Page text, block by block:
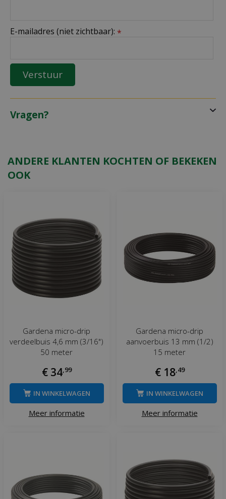
E-mailadres (niet zichtbaar): *
Vragen?
ANDERE KLANTEN KOCHTEN OF BEKEKEN
OOK
Gardena micro-drip
verdeelbuis 4,6 mm (3/16")
50 meter
€ 34,99
Meer informatie
IN WINKELWAGEN
Gardena micro-drip
aanvoerbuis 13 mm (1/2)
15 meter
€ 18,49
Meer informatie
IN WINKELWAGEN